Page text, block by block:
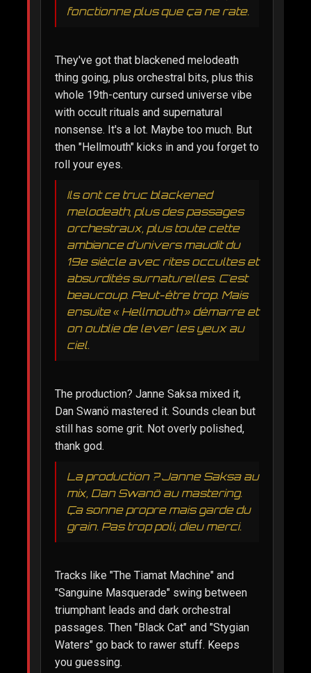
fonctionne plus que ça ne rate.
They've got that blackened melodeath
thing going, plus orchestral bits, plus this
whole 19th-century cursed universe vibe
with occult rituals and supernatural
nonsense. It's a lot. Maybe too much. But
then "Hellmouth" kicks in and you forget to
roll your eyes.
Ils ont ce truc blackened
melodeath, plus des passages
orchestraux, plus toute cette
ambiance d'univers maudit du
19e siècle avec rites occultes et
absurdités surnaturelles. C'est
beaucoup. Peut-être trop. Mais
ensuite « Hellmouth » démarre et
on oublie de lever les yeux au
ciel.
The production? Janne Saksa mixed it,
Dan Swanö mastered it. Sounds clean but
still has some grit. Not overly polished,
thank god.
La production ? Janne Saksa au
mix, Dan Swanö au mastering.
Ça sonne propre mais garde du
grain. Pas trop poli, dieu merci.
Tracks like "The Tiamat Machine" and
"Sanguine Masquerade" swing between
triumphant leads and dark orchestral
passages. Then "Black Cat" and "Stygian
Waters" go back to rawer stuff. Keeps
you guessing.